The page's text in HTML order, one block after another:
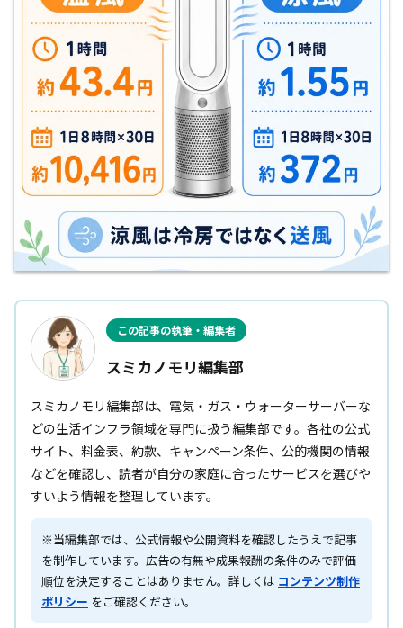
この記事の執筆・編集者
スミカノモリ編集部
スミカノモリ編集部は、電気・ガス・ウォーターサーバーな
どの生活インフラ領域を専門に扱う編集部です。各社の公式
サイト、料金表、約款、キャンペーン条件、公的機関の情報
などを確認し、読者が自分の家庭に合ったサービスを選びや
すいよう情報を整理しています。
※当編集部では、公式情報や公開資料を確認したうえで記事
を制作しています。広告の有無や成果報酬の条件のみで評価
順位を決定することはありません。詳しくは コンテンツ制作
ポリシー をご確認ください。